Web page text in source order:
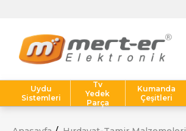
Uydu
Sistemleri
Tv
Yedek
Parça
Kumanda
Çeşitleri